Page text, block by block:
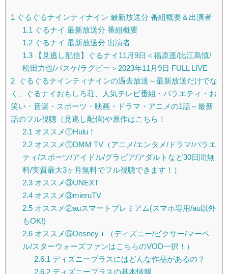
1 ぐるぐるナインティナイン 最新放送分 番組概要＆出演者
1.1 ぐるナイ 最新放送分 番組概要
1.2ぐるナイ 最新放送分 出演者
1.3【見逃し配信】ぐるナイ11月9日＜福原遥/比江島慎/
松田力也/バスケ/ラグビー＞2023年11月9日 FULL LIVE
2 ぐるぐるナインティナインの過去放送～最新放送だけでな
く、ぐるナイおもしろ荘、人気テレビ番組・バラエティ・お
笑い・音楽・スポーツ・映画・ドラマ・アニメの1話～最新
話のフル視聴（見逃し配信)や原作はこちら！
2.1 オススメ①Hulu！
2.2オススメ①DMM TV（アニメ/エンタメ/ドラマ/バラエ
ティ/スポーツ/アイドル/グラビア/アダルトなど30日間無
料/実質最大3ヶ月無料でフル視聴できます！）
2.3オススメ③UNEXT
2.4オススメ③mieruTV
2.5オススメ②auスマートプレミアム(スマホ専用/au以外
もOK!)
2.6オススメ⑤Desney＋（ディズニー/ピクサー/マーベ
ル/スターウォーズファンはこちらのVOD一択！）
2.6.1 ディズニープラスにはどんな作品があるの？
2.6.2ディズニープラスの基本情報